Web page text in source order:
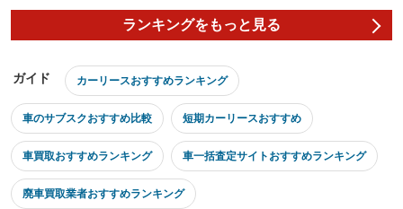
ランキングをもっと見る
ガイド カーリースおすすめランキング
車のサブスクおすすめ比較 短期カーリースおすすめ
車買取おすすめランキング 車一括査定サイトおすすめランキング
廃車買取業者おすすめランキング